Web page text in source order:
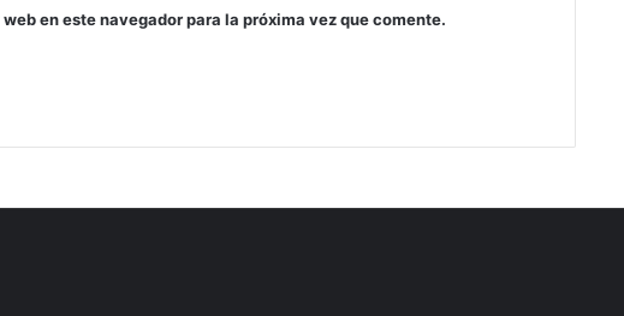
en este navegador para la próxima vez que comente.